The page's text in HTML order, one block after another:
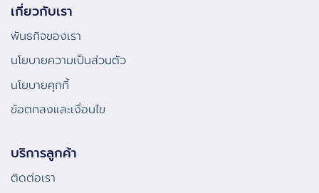
เกี่ยวกับเรา
พันธกิจของเรา
นโยบายความเป็นส่วนตัว
นโยบายคุกกี้
ข้อตกลงและเงื่อนไข
บริการลูกค้า
ติดต่อเรา